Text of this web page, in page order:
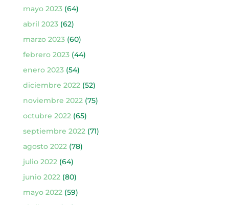
mayo 2023(64)
abril 2023(62)
marzo 2023(60)
febrero 2023(44)
enero 2023(54)
diciembre 2022(52)
noviembre 2022(75)
octubre 2022(65)
septiembre 2022(71)
agosto 2022(78)
julio 2022(64)
junio 2022(80)
mayo 2022(59)